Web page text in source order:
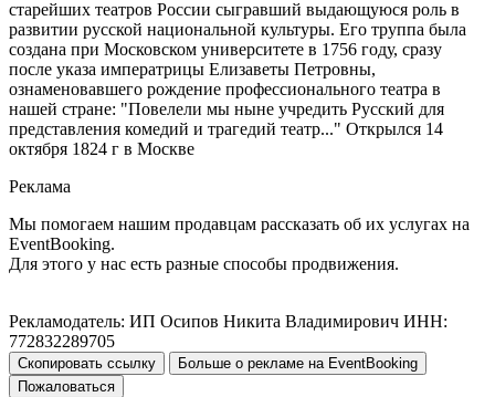
старейших театров России сыгравший выдающуюся роль в
развитии русской национальной культуры. Его труппа была
создана при Московском университете в 1756 году, сразу
после указа императрицы Елизаветы Петровны,
ознаменовавшего рождение профессионального театра в
нашей стране: "Повелели мы ныне учредить Русский для
представления комедий и трагедий театр..." Открылся 14
октября 1824 г в Москве
Реклама
Мы помогаем нашим продавцам рассказать об их услугах на
EventBooking.
Для этого у нас есть разные способы продвижения.
Рекламодатель: ИП Осипов Никита Владимирович ИНН:
772832289705
Скопировать ссылку
Больше о рекламе на EventBooking
Пожаловаться